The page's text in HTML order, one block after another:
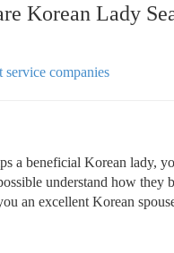
Korean Lady
service companies
a beneficial Korean lady,
understand how they
an excellent Korean